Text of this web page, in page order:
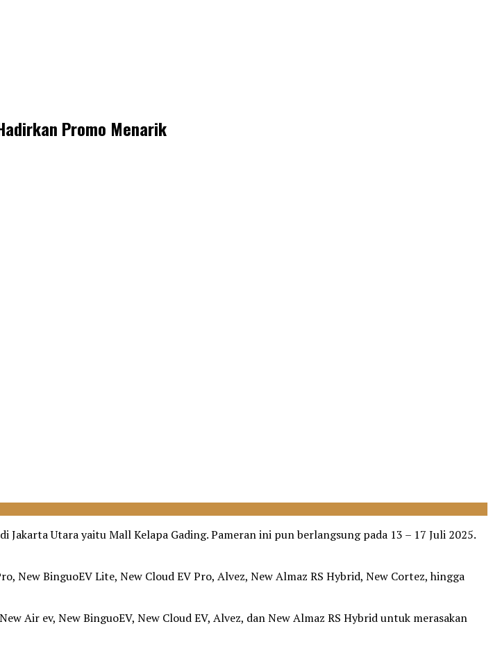
Promo Menarik
Utara yaitu Mall Kelapa Gading. Pameran ini pun berlangsung pada 13 – 17 Juli 2025.
New BinguoEV Lite, New Cloud EV Pro, Alvez, New Almaz RS Hybrid, New Cortez, hingga
Air ev, New BinguoEV, New Cloud EV, Alvez, dan New Almaz RS Hybrid untuk merasakan